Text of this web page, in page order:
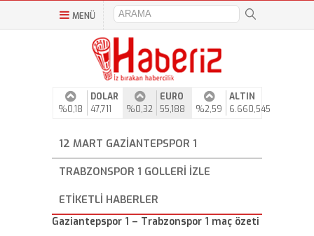
MENÜ
%0,18
DOLAR
47,711
%0,32
EURO
55,188
%2,59
ALTIN
6.660,545
12 MART GAZIANTEPSPOR 1
TRABZONSPOR 1 GOLLERI IZLE
ETIKETLI HABERLER
Gaziantepspor 1 – Trabzonspor 1 maç özeti